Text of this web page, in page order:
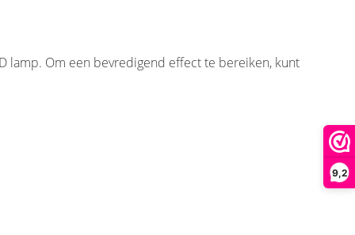
9,2
lamp. Om een bevredigend effect te bereiken, kunt